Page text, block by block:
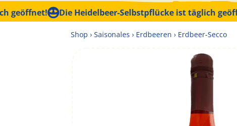
Die Heidelbeer-Selbstpflücke ist täglich geöffnet!
Shop › Saisonales › Erdbeeren › Erdbeer-Secco